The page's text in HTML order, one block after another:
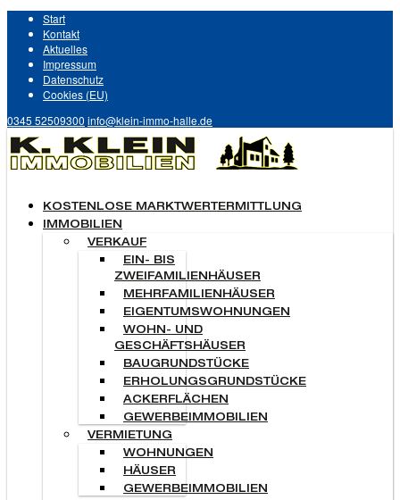
Start
Kontakt
Aktuelles
Impressum
Datenschutz
Cookies (EU)
0345 52509300 info@klein-immo-halle.de
KOSTENLOSE MARKTWERTERMITTLUNG
IMMOBILIEN
VERKAUF
EIN- BIS
ZWEIFAMILIENHÄUSER
MEHRFAMILIENHÄUSER
EIGENTUMSWOHNUNGEN
WOHN- UND
GESCHÄFTSHÄUSER
BAUGRUNDSTÜCKE
ERHOLUNGSGRUNDSTÜCKE
ACKERFLÄCHEN
GEWERBEIMMOBILIEN
VERMIETUNG
WOHNUNGEN
HÄUSER
GEWERBEIMMOBILIEN